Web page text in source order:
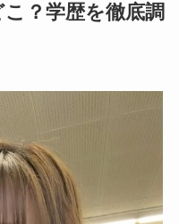
？学歴を徹底調